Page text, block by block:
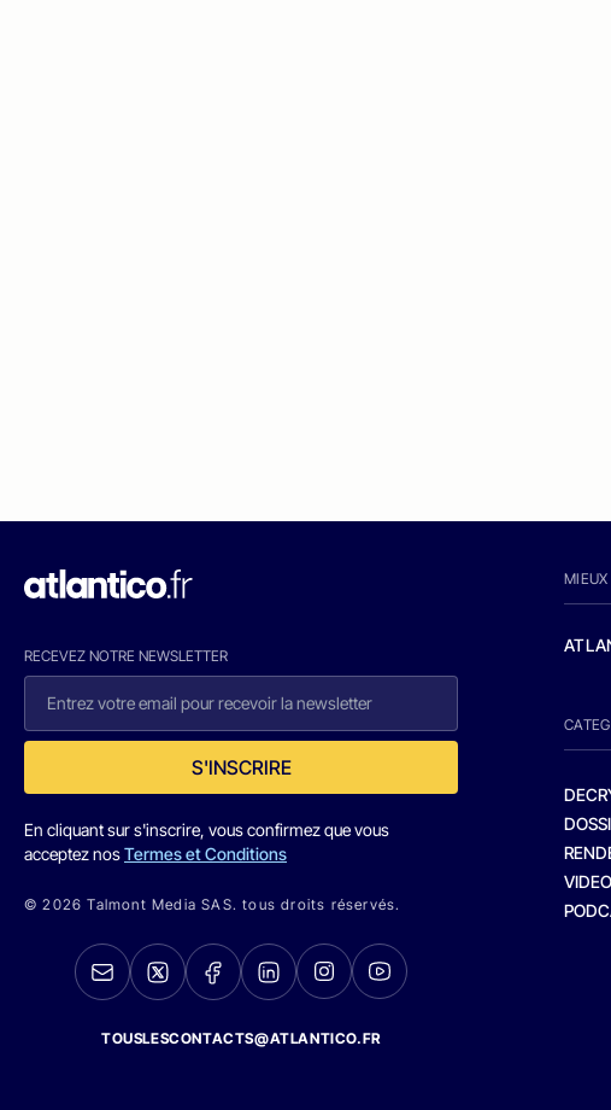
RECEVEZ NOTRE NEWSLETTER
S'INSCRIRE
En cliquant sur s'inscrire, vous confirmez que vous
acceptez nosTermes et Conditions
© 2026 Talmont Media SAS. tous droits réservés.
TOUSLESCONTACTS@ATLANTICO.FR